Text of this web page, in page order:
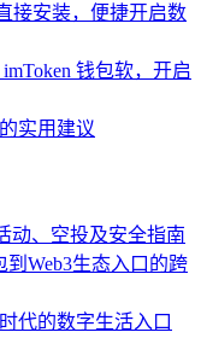
接安装，便捷开启数
钱包软，开启
实用建议
动、空投及安全指南
到Web3生态入口的跨
代的数字生活入口